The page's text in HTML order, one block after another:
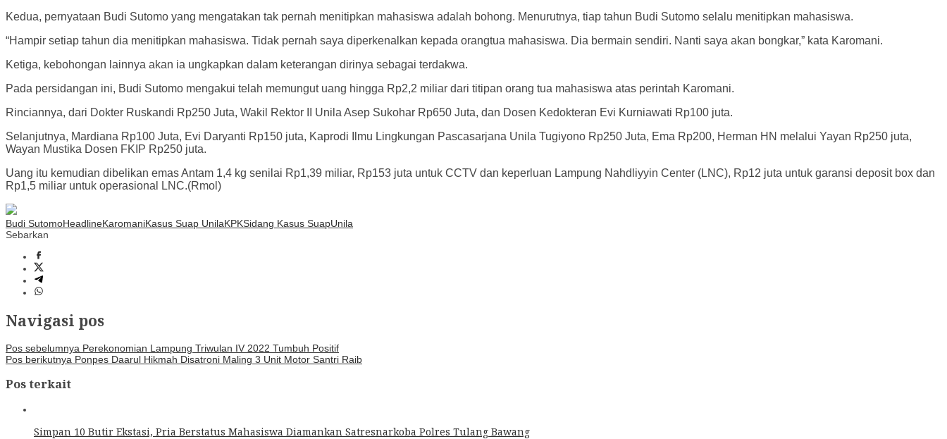
Kedua, pernyataan Budi Sutomo yang mengatakan tak pernah menitipkan mahasiswa adalah bohong. Menurutnya, tiap tahun Budi Sutomo selalu menitipkan mahasiswa.
“Hampir setiap tahun dia menitipkan mahasiswa. Tidak pernah saya diperkenalkan kepada orangtua mahasiswa. Dia bermain sendiri. Nanti saya akan bongkar,” kata Karomani.
Ketiga, kebohongan lainnya akan ia ungkapkan dalam keterangan dirinya sebagai terdakwa.
Pada persidangan ini, Budi Sutomo mengakui telah memungut uang hingga Rp2,2 miliar dari titipan orang tua mahasiswa atas perintah Karomani.
Rinciannya, dari Dokter Ruskandi Rp250 Juta, Wakil Rektor II Unila Asep Sukohar Rp650 Juta, dan Dosen Kedokteran Evi Kurniawati Rp100 juta.
Selanjutnya, Mardiana Rp100 Juta, Evi Daryanti Rp150 juta, Kaprodi Ilmu Lingkungan Pascasarjana Unila Tugiyono Rp250 Juta, Ema Rp200, Herman HN melalui Yayan Rp250 juta,
Wayan Mustika Dosen FKIP Rp250 juta.
Uang itu kemudian dibelikan emas Antam 1,4 kg senilai Rp1,39 miliar, Rp153 juta untuk CCTV dan keperluan Lampung Nahdliyyin Center (LNC), Rp12 juta untuk garansi deposit box dan
Rp1,5 miliar untuk operasional LNC.(Rmol)
Budi SutomoHeadlineKaromaniKasus Suap UnilaKPKSidang Kasus SuapUnila
Sebarkan
Navigasi pos
Pos sebelumnya Perekonomian Lampung Triwulan IV 2022 Tumbuh Positif
Pos berikutnya Ponpes Daarul Hikmah Disatroni Maling 3 Unit Motor Santri Raib
Pos terkait
Simpan 10 Butir Ekstasi, Pria Berstatus Mahasiswa Diamankan Satresnarkoba Polres Tulang Bawang